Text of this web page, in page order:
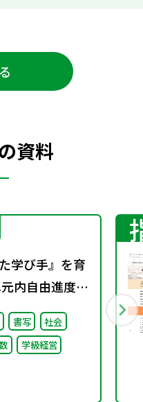
資料
学び手』を育
内自由進度学
戦 vol.1～
書写
社会
学級経営